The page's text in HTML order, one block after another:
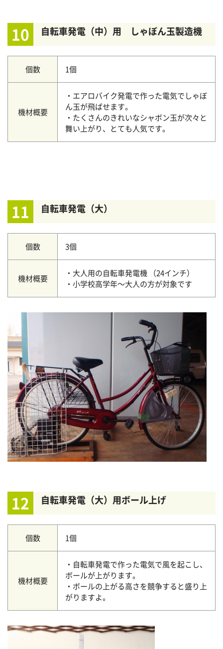
10 自転車発電（中）用 しゃぼん玉製造機
個数 1個
機材概要
・エアロバイク発電で作った電気でしゃぼ
ん玉が飛ばせます。
・たくさんのきれいなシャボン玉が次々と
舞い上がり、とても人気です。
11 自転車発電（大）
個数 3個
機材概要
・大人用の自転車発電機 （24インチ）
・小学校高学年～大人の方が対象です
12 自転車発電（大）用ボール上げ
個数 1個
機材概要
・自転車発電で作った電気で風を起こし、
ボールが上がります。
・ボールの上がる高さを競争すると盛り上
がりますよ。